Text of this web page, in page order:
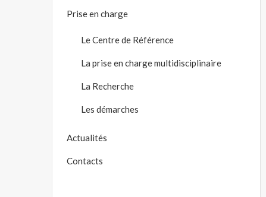
Prise en charge
Le Centre de Référence
La prise en charge multidisciplinaire
La Recherche
Les démarches
Actualités
Contacts